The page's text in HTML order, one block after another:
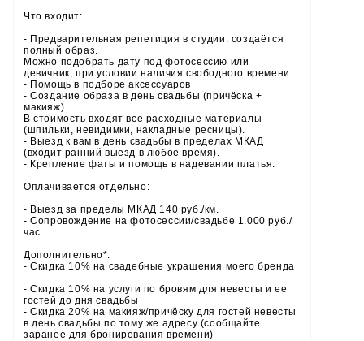
Что входит:
- Предварительная репетиция в студии: создаётся
полный образ.
Можно подобрать дату под фотосессию или
девичник, при условии наличия свободного времени
- Помощь в подборе аксессуаров
- Создание образа в день свадьбы (причёска +
макияж).
В стоимость входят все расходные материалы
(шпильки, невидимки, накладные ресницы).
- Выезд к вам в день свадьбы в пределах МКАД
(входит ранний выезд в любое время).
- Крепление фаты и помощь в надевании платья.
Оплачивается отдельно:
- Выезд за пределы МКАД 140 руб./км.
- Сопровождение на фотосессии/свадьбе 1.000 руб./
час
Дополнительно*:
- Скидка 10% на свадебные украшения моего бренда
- Скидка 10% на услуги по бровям для невесты и ее
гостей до дня свадьбы
- Скидка 20% на макияж/причёску для гостей невесты
в день свадьбы по тому же адресу (сообщайте
заранее для бронирования времени)